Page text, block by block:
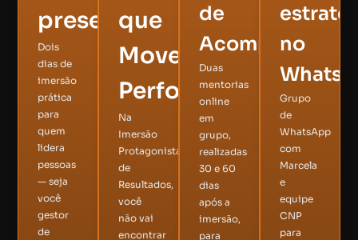
presencial
Dois
dias de
imersão
prática
para
quem
lidera
pessoas
— seja
você
gestor
de
que
Movem
Performance
Na
Imersão
Protagonistas
de
Resultados,
você
não vai
encontrar
de
Duas
mentorias
online
em
grupo,
realizadas
30 e 60
dias
após a
imersão,
para
no
Grupo
de
WhatsApp
com
Marcela
e
equipe
CNP
para